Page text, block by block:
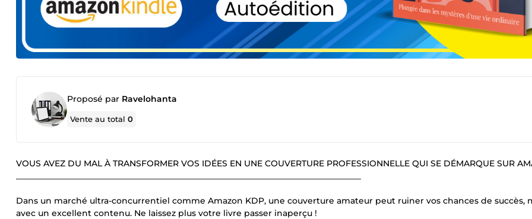
Proposé par Ravelohanta
Vente au total0
VOUS AVEZ DU MAL À TRANSFORMER VOS IDÉES EN UNE COUVERTURE PROFESSIONNELLE QUI SE DÉMARQUE SUR
Dans un marché ultra-concurrentiel comme Amazon KDP, une couverture amateur peut ruiner vos chances de succès,
avec un excellent contenu. Ne laissez plus votre livre passer inaperçu !